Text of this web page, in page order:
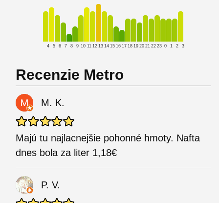
4 5 6 7 8 9 10 11 12 13 14 15 16 17 18 19 20 21 22 23 0 1 2 3
Recenzie Metro
M. K.
Majú tu najlacnejšie pohonné hmoty. Nafta
dnes bola za liter 1,18€
P. V.